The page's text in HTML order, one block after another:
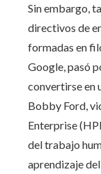
Sin embargo,
directivos de
formadas en
Google, pasó
convertirse en
Bobby Ford,
Enterprise
del trabajo
aprendizaje